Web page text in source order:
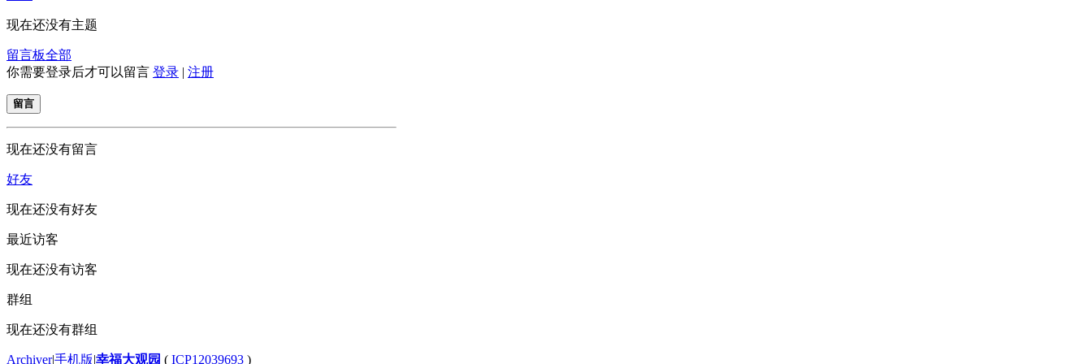
现在还没有主题
留言板全部
你需要登录后才可以留言 登录 | 注册
留言
现在还没有留言
好友
现在还没有好友
最近访客
现在还没有访客
群组
现在还没有群组
Archiver|手机版|幸福大观园 ( ICP12039693 )